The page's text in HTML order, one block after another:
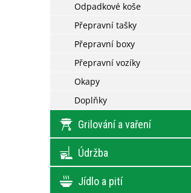
Odpadkové koše
Přepravní tašky
Přepravní boxy
Přepravní vozíky
Okapy
Doplňky
Grilování a vaření
Údržba
Jídlo a pití